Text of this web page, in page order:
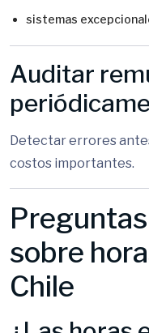
sistemas
Auditar
Detectar errores
costos importantes.
sobre
Chile